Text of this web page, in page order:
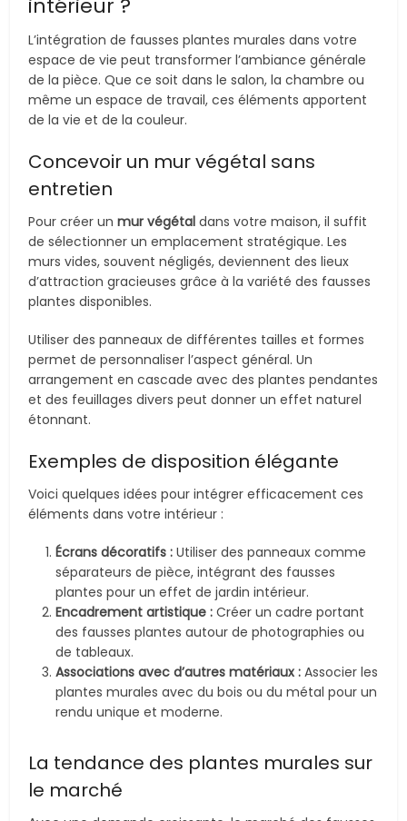
intérieur ?
L’intégration de fausses plantes murales dans votre
espace de vie peut transformer l’ambiance générale
de la pièce. Que ce soit dans le salon, la chambre ou
même un espace de travail, ces éléments apportent
de la vie et de la couleur.
Concevoir un mur végétal sans
entretien
Pour créer unmur végétal dans votre maison, il suffit
de sélectionner un emplacement stratégique. Les
murs vides, souvent négligés, deviennent des lieux
d’attraction gracieuses grâce à la variété des fausses
plantes disponibles.
Utiliser des panneaux de différentes tailles et formes
permet de personnaliser l’aspect général. Un
arrangement en cascade avec des plantes pendantes
et des feuillages divers peut donner un effet naturel
étonnant.
Exemples de disposition élégante
Voici quelques idées pour intégrer efficacement ces
éléments dans votre intérieur :
Écrans décoratifs : Utiliser des panneaux comme
séparateurs de pièce, intégrant des fausses
plantes pour un effet de jardin intérieur.
Encadrement artistique : Créer un cadre portant
des fausses plantes autour de photographies ou
de tableaux.
Associations avec d’autres matériaux : Associer les
plantes murales avec du bois ou du métal pour un
rendu unique et moderne.
La tendance des plantes murales sur
le marché